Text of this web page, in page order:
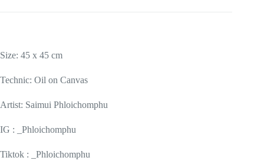
Size: 45 x 45 cm
Technic: Oil on Canvas
Artist: Saimui Phloichomphu
IG : _Phloichomphu
Tiktok : _Phloichomphu